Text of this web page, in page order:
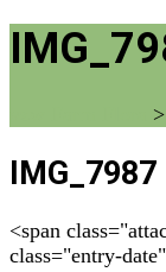
>
IMG_7987
<span
class="entry-